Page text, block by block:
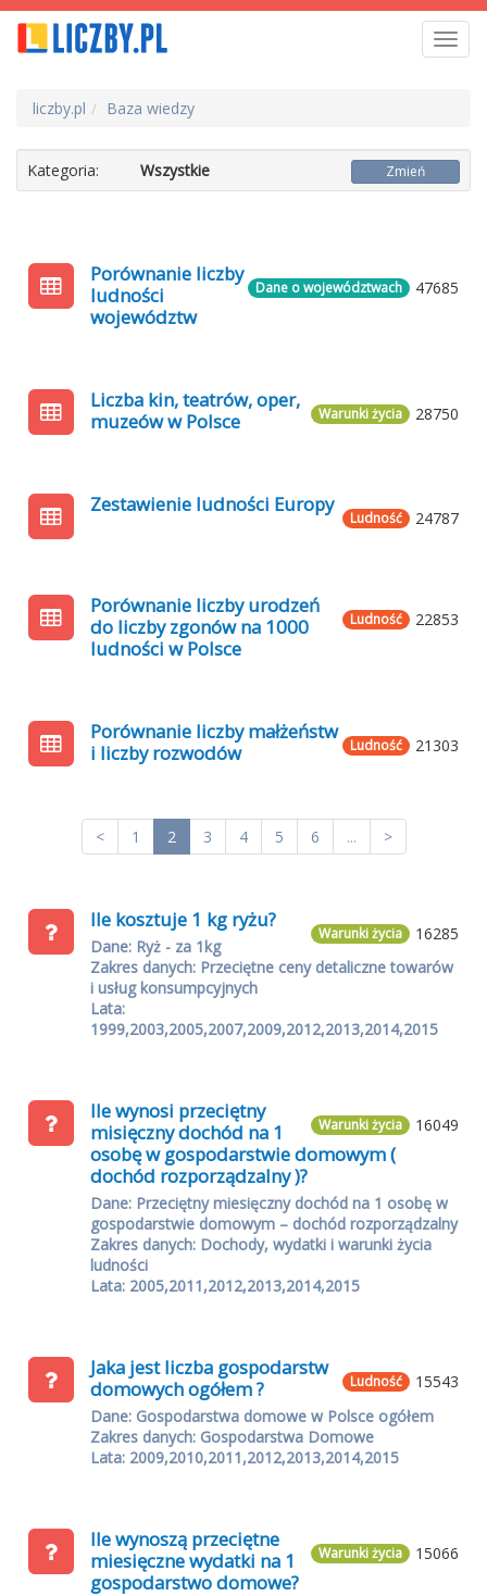
liczby.pl Baza wiedzy
Kategoria: Wszystkie Zmień
47685
Dane o województwach
Porównanie liczby
ludności
województw
28750
Warunki życia
Liczba kin, teatrów, oper,
muzeów w Polsce
24787
Ludność
Zestawienie ludności Europy
22853
Ludność
Porównanie liczby urodzeń
do liczby zgonów na 1000
ludności w Polsce
21303
Ludność
Porównanie liczby małżeństw
i liczby rozwodów
< 1 2 3 4 5 6 ... >
16285
Warunki życia
Ile kosztuje 1 kg ryżu?
Dane: Ryż - za 1kg
Zakres danych: Przeciętne ceny detaliczne towarów
i usług konsumpcyjnych
Lata:
1999,2003,2005,2007,2009,2012,2013,2014,2015
16049
Warunki życia
Ile wynosi przeciętny
misięczny dochód na 1
osobę w gospodarstwie domowym (
dochód rozporządzalny )?
Dane: Przeciętny miesięczny dochód na 1 osobę w
gospodarstwie domowym – dochód rozporządzalny
Zakres danych: Dochody, wydatki i warunki życia
ludności
Lata: 2005,2011,2012,2013,2014,2015
15543
Ludność
Jaka jest liczba gospodarstw
domowych ogółem ?
Dane: Gospodarstwa domowe w Polsce ogółem
Zakres danych: Gospodarstwa Domowe
Lata: 2009,2010,2011,2012,2013,2014,2015
15066
Warunki życia
Ile wynoszą przeciętne
miesięczne wydatki na 1
gospodarstwo domowe?